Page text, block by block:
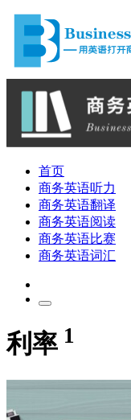
首页
商务英语听力
商务英语翻译
商务英语阅读
商务英语比赛
商务英语词汇
利率 1